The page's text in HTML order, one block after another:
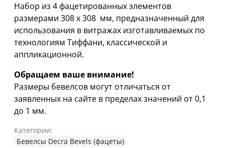
Набор из 4 фацетированных элементов
размерами 308 х 308 мм, предназначенный для
использования в витражах изготавливаемых по
технологиям Тиффани, классической и
аппликационной.
Обращаем ваше внимание!
Размеры бевелсов могут отличаться от
заявленных на сайте в пределах значений от 0,1
до 1 мм.
Категории:
Бевелсы Decra Bevels (фацеты)